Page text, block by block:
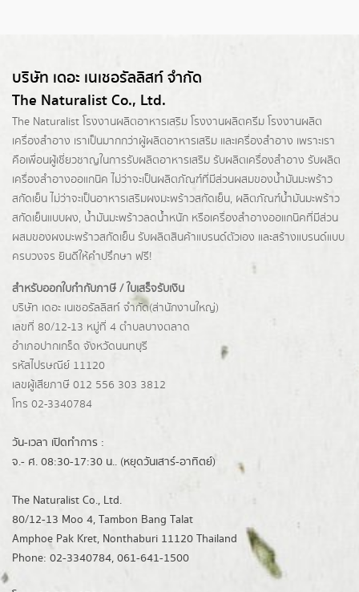
บริษัท เดอะ เนเชอรัลลิสท์ จำกัด
The Naturalist Co., Ltd.
The Naturalist โรงงานผลิตอาหารเสริม โรงงานผลิตครีม โรงงานผลิต
เครื่องสำอาง เราเป็นมากกว่าผู้ผลิตอาหารเสริม และเครื่องสำอาง เพราะเรา
คือเพื่อนผู้เชี่ยวชาญในการรับผลิตอาหารเสริม รับผลิตเครื่องสำอาง รับผลิต
เครื่องสำอางออแกนิค ไม่ว่าจะเป็นผลิตภัณฑ์ที่มีส่วนผสมของน้ำมันมะพร้าว
สกัดเย็น ไม่ว่าจะเป็นอาหารเสริมผงมะพร้าวสกัดเย็น, ผลิตภัณฑ์น้ำมันมะพร้าว
สกัดเย็นแบบผง, น้ำมันมะพร้าวลดน้ำหนัก หรือเครื่องสำอางออแกนิคที่มีส่วน
ผสมของผงมะพร้าวสกัดเย็น รับผลิตสินค้าแบรนด์ตัวเอง และสร้างแบรนด์แบบ
ครบวงจร ยินดีให้คำปรึกษา ฟรี!
สำหรับออกใบกำกับภาษี / ใบเสร็จรับเงิน
บริษัท เดอะ เนเชอรัลลิสท์ จำกัด(ส่านักงานใหญ่)
เลขที่ 80/12-13 หมู่ที่ 4 ตำบลบางตลาด
อำเภอปากเกร็ด จังหวัดนนทบุรี
รหัสไปรษณีย์ 11120
เลขผู้เสียภาษี 012 556 303 3812
โทร 02-3340784
วัน-เวลา เปิดทำการ :
จ.- ศ. 08:30-17:30 น.. (หยุดวันเสาร์-อาทิตย์)
The Naturalist Co., Ltd.
80/12-13 Moo 4, Tambon Bang Talat
Amphoe Pak Kret, Nonthaburi 11120 Thailand
Phone: 02-3340784, 061-641-1500